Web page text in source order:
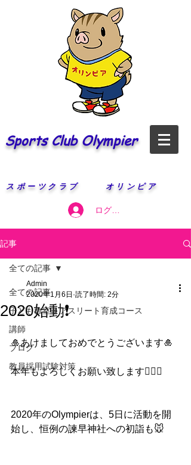
Sports Club Olympier
​スポーツクラブ オリンピア
ログイン
記事
全ての記事
子ども教室＆アスリート育成コース
講師
ブログ
教員採用試験対策
全ての記事
2020始動❗️
Admin
2020年1月6日 読了時間: 2分
🎍あけましておめでとうございます🎍
本年もよろしくお願い致します🙇🏻‍♀️
2020年のOlympierは、5日に活動を開
始し、恒例の諫早神社への初詣も🐭